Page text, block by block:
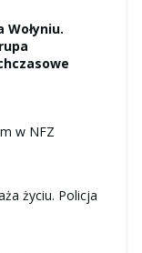
w NFZ
życiu. Policja